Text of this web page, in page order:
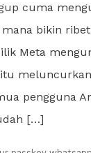
cuma
bikin
Meta
pengguna
[…]